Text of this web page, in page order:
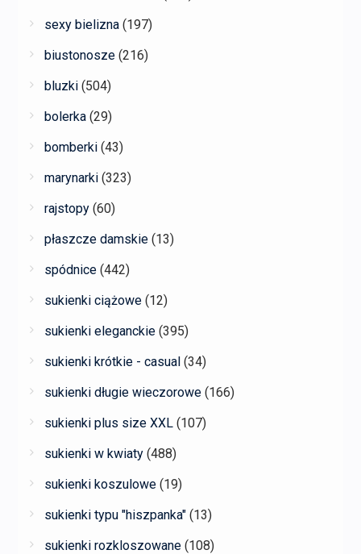
sexy bielizna (197)
biustonosze (216)
bluzki (504)
bolerka (29)
bomberki (43)
marynarki (323)
rajstopy (60)
płaszcze damskie (13)
spódnice (442)
sukienki ciążowe (12)
sukienki eleganckie (395)
sukienki krótkie - casual (34)
sukienki długie wieczorowe (166)
sukienki plus size XXL (107)
sukienki w kwiaty (488)
sukienki koszulowe (19)
sukienki typu "hiszpanka" (13)
sukienki rozkloszowane (108)